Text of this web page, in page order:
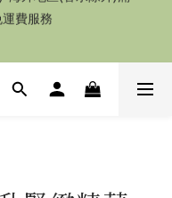
部份產品除外）
費服務